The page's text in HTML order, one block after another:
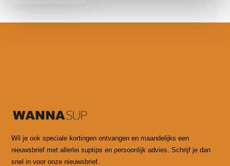
Wil je ook speciale kortingen ontvangen en maandelijks een
nieuwsbrief met allerlei suptips en persoonlijk advies. Schrijf je dan
snel in voor onze nieuwsbrief.